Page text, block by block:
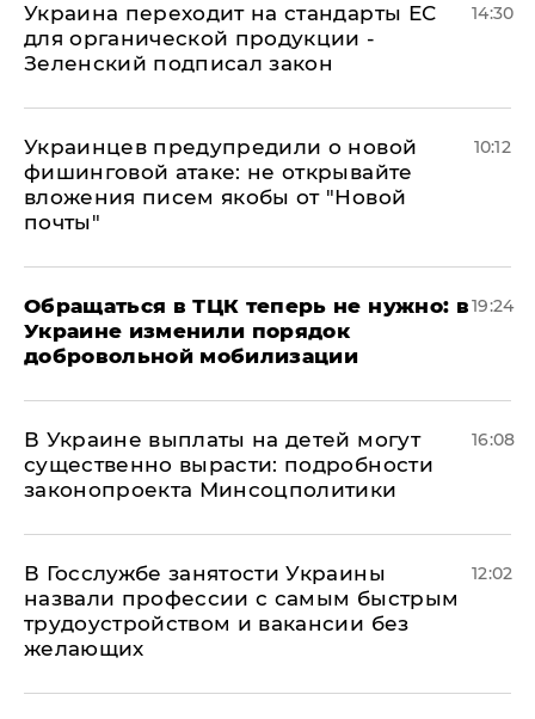
Украина переходит на стандарты ЕС
для органической продукции -
Зеленский подписал закон
14:30
Украинцев предупредили о новой
фишинговой атаке: не открывайте
вложения писем якобы от "Новой
почты"
10:12
Обращаться в ТЦК теперь не нужно: в
Украине изменили порядок
добровольной мобилизации
19:24
В Украине выплаты на детей могут
существенно вырасти: подробности
законопроекта Минсоцполитики
16:08
В Госслужбе занятости Украины
назвали профессии с самым быстрым
трудоустройством и вакансии без
желающих
12:02